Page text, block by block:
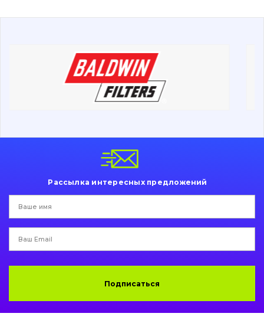
Фильтры и смазочные материалы
Коронки, зубья, адаптера, пальцы, фиксаторы
Ножи, режущие кромки
Подушки амортизационные
Пальци и втулки
написати
зателефонувати
Рассылка интересных предложений
Подписаться